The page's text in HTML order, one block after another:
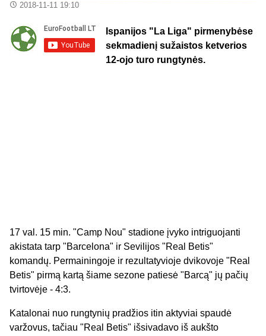
2018-11-11 19:10
Ispanijos "La Liga" pirmenybėse
sekmadienį sužaistos ketverios
12-ojo turo rungtynės.
17 val. 15 min. "Camp Nou" stadione įvyko intriguojanti
akistata tarp "Barcelona" ir Sevilijos "Real Betis"
komandų. Permainingoje ir rezultatyvioje dvikovoje "Real
Betis" pirmą kartą šiame sezone patiesė "Barcą" jų pačių
tvirtovėje - 4:3.
Katalonai nuo rungtynių pradžios itin aktyviai spaudė
varžovus, tačiau "Real Betis" išsivadavo iš aukšto